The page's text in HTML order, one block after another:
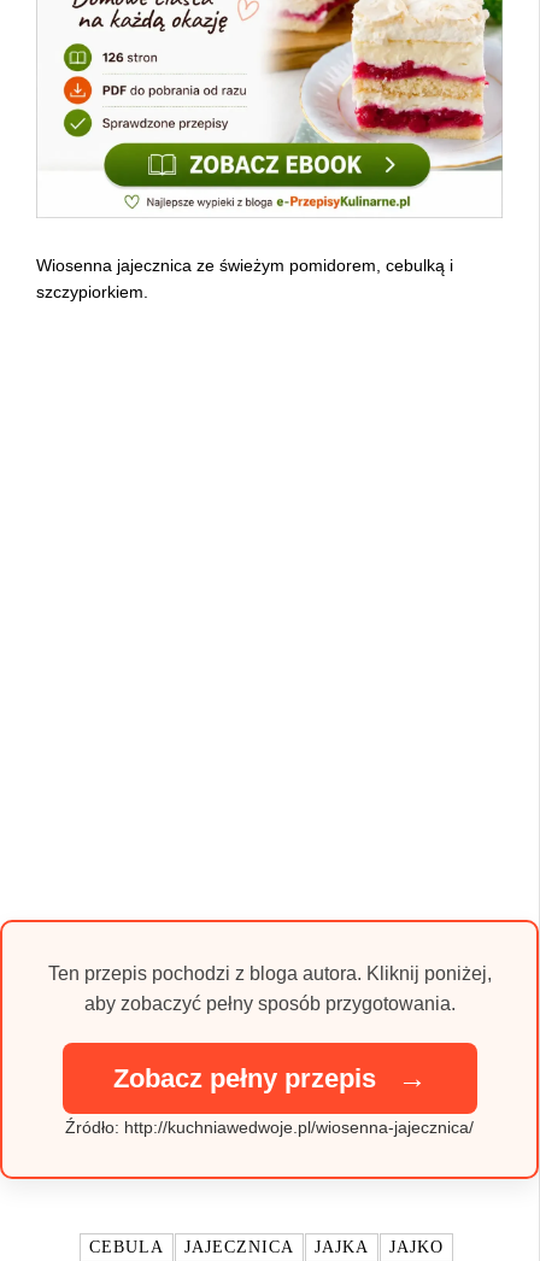
Wiosenna jajecznica ze świeżym pomidorem, cebulką i
szczypiorkiem.
Ten przepis pochodzi z bloga autora. Kliknij poniżej,
aby zobaczyć pełny sposób przygotowania.
Zobacz pełny przepis →
Źródło: http://kuchniawedwoje.pl/wiosenna-jajecznica/
CEBULA JAJECZNICA JAJKA
JAJKO